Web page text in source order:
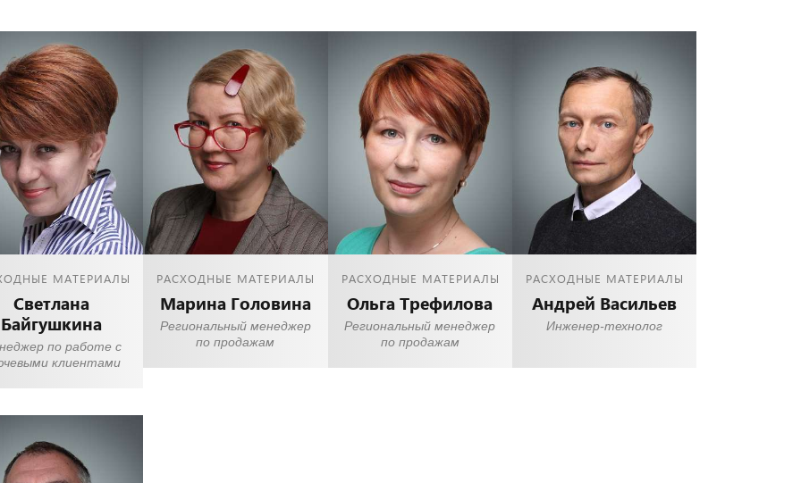
МАТЕРИАЛЫ
Светлана
Байгушкина
по работе с
клиентами
РАСХОДНЫЕ МАТЕРИАЛЫ
Марина Головина
Региональный менеджер
по продажам
РАСХОДНЫЕ МАТЕРИАЛЫ
Ольга Трефилова
Региональный менеджер
по продажам
РАСХОДНЫЕ МАТЕРИАЛЫ
Андрей Васильев
Инженер-технолог